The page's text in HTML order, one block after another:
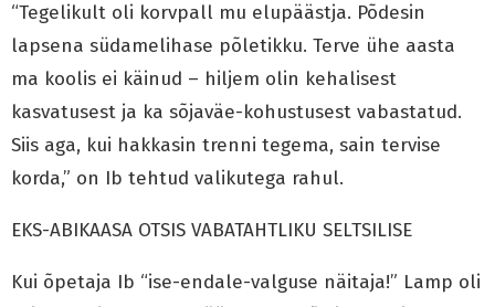
“Tegelikult oli korvpall mu elupäästja. Põdesin
lapsena südamelihase põletikku. Terve ühe aasta
ma koolis ei käinud – hiljem olin kehalisest
kasvatusest ja ka sõjaväe-kohustusest vabastatud.
Siis aga, kui hakkasin trenni tegema, sain tervise
korda,” on Ib tehtud valikutega rahul.
EKS-ABIKAASA OTSIS VABATAHTLIKU SELTSILISE
Kui õpetaja Ib “ise-endale-valguse näitaja!” Lamp oli